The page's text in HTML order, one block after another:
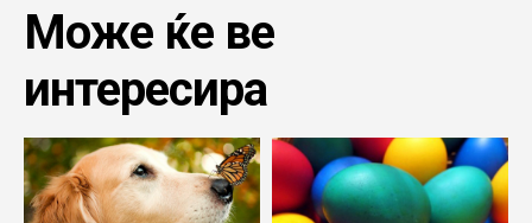
Може ќе ве
интересира